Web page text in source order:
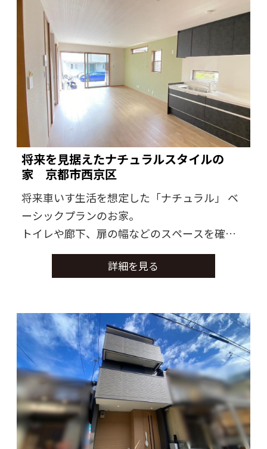
将来を見据えたナチュラルスタイルの
家 京都市西京区
将来車いす生活を想定した「ナチュラル」 ベ
ーシックプランのお家。
トイレや廊下、扉の幅などのスペースを確保
し、安全で快適な空間に。
詳細を見る